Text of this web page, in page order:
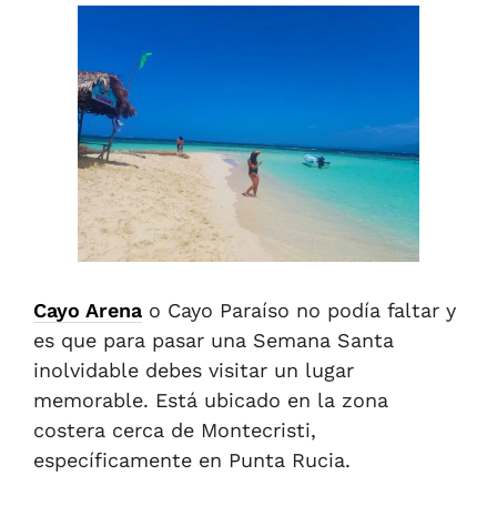
Cayo Arena o Cayo Paraíso no podía faltar y
es que para pasar una Semana Santa
inolvidable debes visitar un lugar
memorable. Está ubicado en la zona
costera cerca de Montecristi,
específicamente en Punta Rucia.